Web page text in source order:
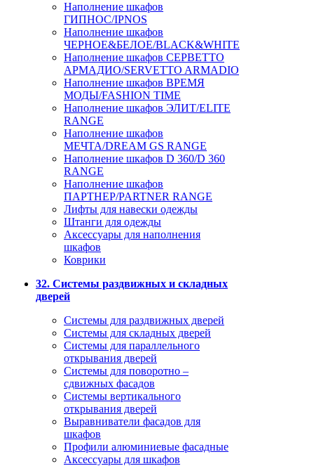
Наполнение шкафов
ГИПНОС/IPNOS
Наполнение шкафов
ЧЕРНОЕ&БЕЛОЕ/BLACK&WHITE
Наполнение шкафов СЕРВЕТТО
АРМАДИО/SERVETTO ARMADIO
Наполнение шкафов ВРЕМЯ
МОДЫ/FASHION TIME
Наполнение шкафов ЭЛИТ/ELITE
RANGE
Наполнение шкафов
МЕЧТА/DREAM GS RANGE
Наполнение шкафов D 360/D 360
RANGE
Наполнение шкафов
ПАРТНЕР/PARTNER RANGE
Лифты для навески одежды
Штанги для одежды
Аксессуары для наполнения
шкафов
Коврики
32. Системы раздвижных и складных
дверей
Системы для раздвижных дверей
Системы для складных дверей
Системы для параллельного
открывания дверей
Системы для поворотно –
сдвижных фасадов
Системы вертикального
открывания дверей
Выравниватели фасадов для
шкафов
Профили алюминиевые фасадные
Аксессуары для шкафов